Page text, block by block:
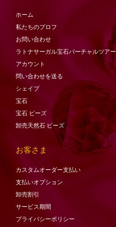
ホーム
私たちのプロフ
お問い合わせ
ラトナサーガル宝石バーチャ​​ルツアー
アカウント
問い合わせを送る
シェイプ
宝石
宝石 ビーズ
卸売天然石·ビーズ
お客さま
カスタムオーダー支払い
支払いオプション
卸売割引
サービス期間
プライバシーポリシー